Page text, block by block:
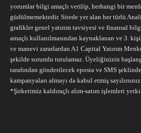
yorumlar bilgi amaçlı verilip, herhangi bir
güdülmemektedir. Sitede yer alan her türlü
grafikler genel yatırım tavsiyesi ve finansal
amaçlı kullanılmasından kaynaklanan ve 3.
ve manevi zararlardan A1 Capital Yatırım
şekilde sorumlu tutulamaz. Üyeliğinizin
tarafından gönderilecek eposta ve SMS
kampanyaları almayı da kabul etmiş sayılırsınız.
*Şirketimiz kaldıraçlı alım-satım işlemleri